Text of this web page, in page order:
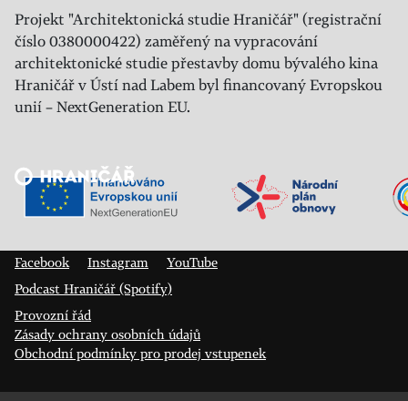
Projekt "Architektonická studie Hraničář" (registrační
číslo 0380000422) zaměřený na vypracování
architektonické studie přestavby domu bývalého kina
Hraničář v Ústí nad Labem byl financovaný Evropskou
unií – NextGeneration EU.
Veřejný sál Hraničář, spolek
Facebook
Instagram
YouTube
Podcast Hraničář (Spotify)
Provozní řád
Zásady ochrany osobních údajů
Obchodní podmínky pro prodej vstupenek